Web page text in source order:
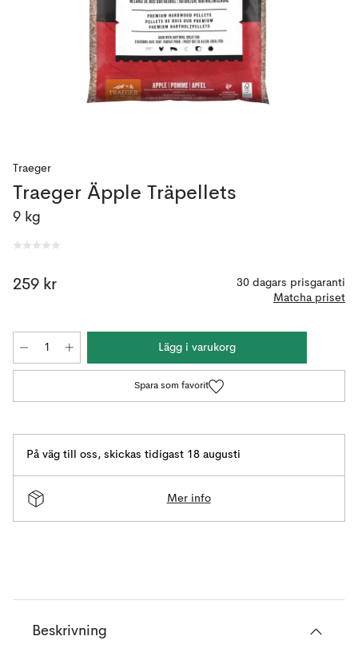
Traeger
Traeger Äpple Träpellets
9 kg
259 kr
30 dagars prisgaranti
Matcha priset
Lägg i varukorg
Spara som favorit
På väg till oss, skickas tidigast 18 augusti
Mer info
Beskrivning